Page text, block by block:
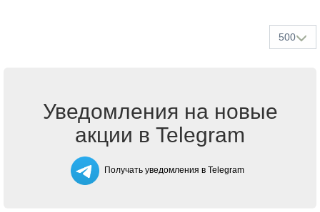
500
Уведомления на новые
акции в Telegram
Получать уведомления в Telegram